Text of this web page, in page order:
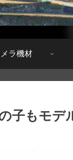
ラ機材
子もモデ